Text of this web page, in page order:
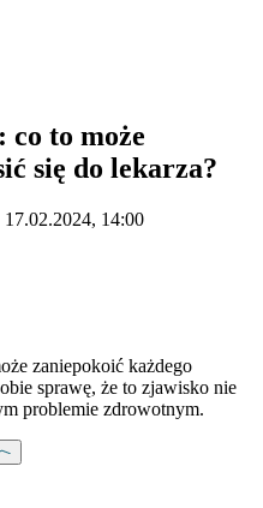
co to może
się do lekarza?
17.02.2024, 14:00
zaniepokoić każdego
sprawę, że to zjawisko nie
problemie zdrowotnym.